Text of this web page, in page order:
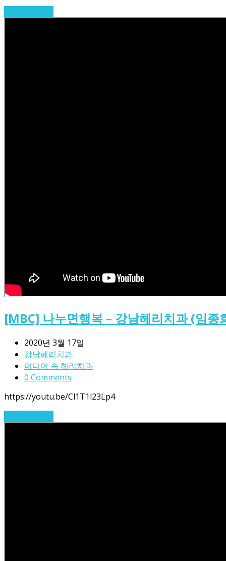
[MBC] 나누면행복 – 강남헤리치과 (임종
2020년 3월 17일
강남헤리치과
미디어 속 헤리치과
0 Comments
https://youtu.be/Cl1T1l23Lp4